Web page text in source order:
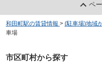
ペ
和田町駅の賃貸情報 > (駐車場)地域
車場
市区町村から探す